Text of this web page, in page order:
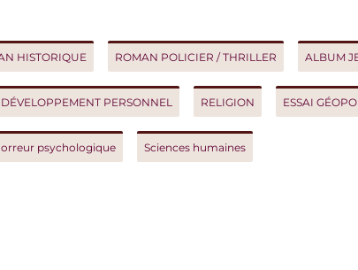
ROMAN POLICIER / THRILLER ALBUM
PERSONNEL RELIGION ESSAI
psychologique Sciences humaines